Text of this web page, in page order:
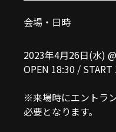
会場・日時
2023年4月26日(水)
OPEN 18:30 / START
※来場時にエントラ
必要となります。